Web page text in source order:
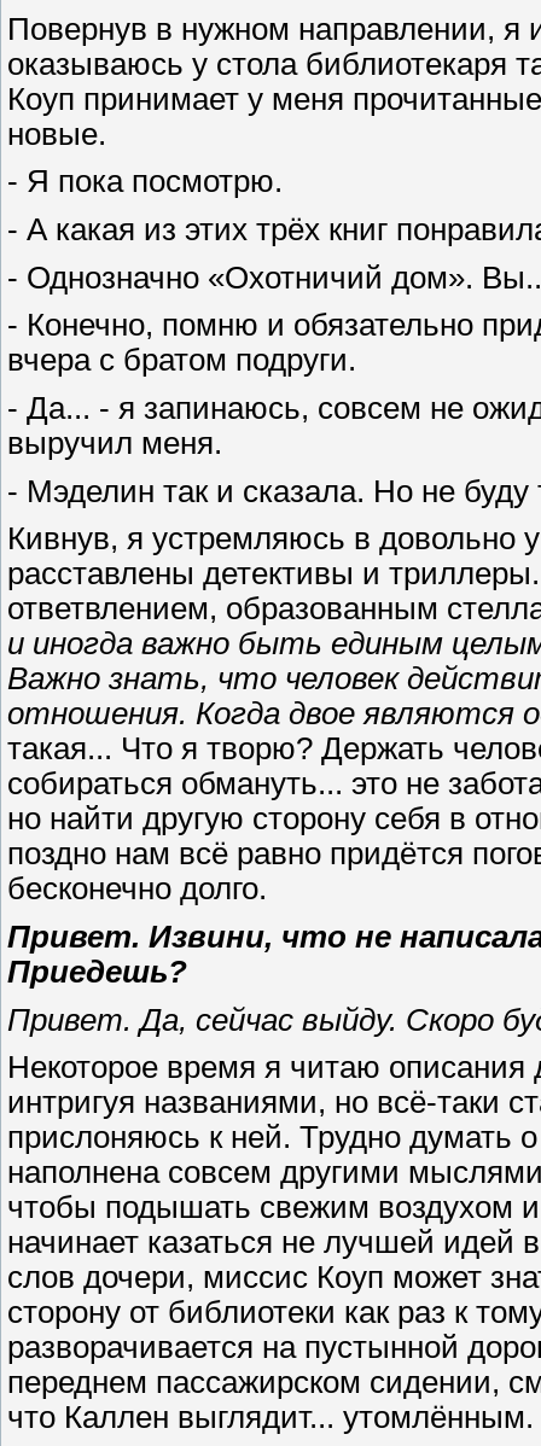
Повернув в нужном направлении, я
оказываюсь у стола библиотекаря
Коуп принимает у меня
новые.
- Я пока посмотрю.
- А какая из этих трёх книг
- Однозначно «Охотничий дом».
- Конечно, помню и обязательно
вчера с братом подруги.
- Да... - я запинаюсь, совсем не
выручил меня.
- Мэделин так и сказала. Но не буду
Кивнув, я устремляюсь в довольно
расставлены детективы и
ответвлением, образованным
и иногда важно быть единым
Важно знать, что человек
отношения. Когда двое являются
такая... Что я творю? Держать
собираться обмануть... это не
но найти другую сторону себя в
поздно нам всё равно придётся
бесконечно долго.
Привет. Извини, что не
Приедешь?
Привет. Да, сейчас выйду. Скоро
Некоторое время я читаю описания
интригуя названиями, но всё-таки
прислоняюсь к ней. Трудно думать
наполнена совсем другими
чтобы подышать свежим воздухом
начинает казаться не лучшей идей
слов дочери, миссис Коуп может
сторону от библиотеки как раз к
разворачивается на пустынной
переднем пассажирском сидении,
что Каллен выглядит...